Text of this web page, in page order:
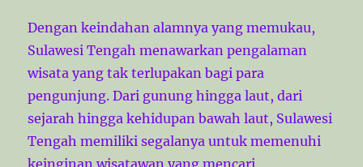
Dengan keindahan alamnya yang memukau,
Sulawesi Tengah menawarkan pengalaman
wisata yang tak terlupakan bagi para
pengunjung. Dari gunung hingga laut, dari
sejarah hingga kehidupan bawah laut, Sulawesi
Tengah memiliki segalanya untuk memenuhi
keinginan wisatawan yang mencari